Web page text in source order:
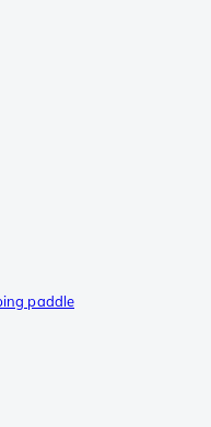
paddle